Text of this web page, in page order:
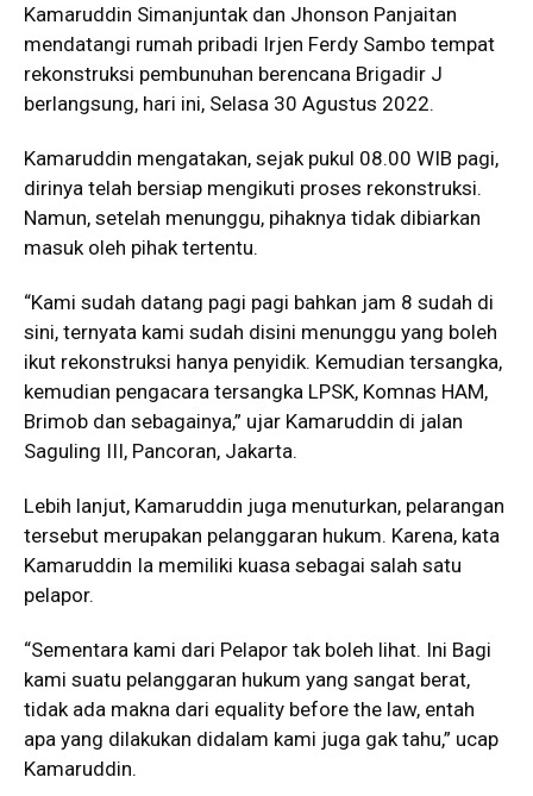
Kamaruddin Simanjuntak dan Jhonson Panjaitan
mendatangi rumah pribadi Irjen Ferdy Sambo tempat
rekonstruksi pembunuhan berencana Brigadir J
berlangsung, hari ini, Selasa 30 Agustus 2022.
Kamaruddin mengatakan, sejak pukul 08.00 WIB pagi,
dirinya telah bersiap mengikuti proses rekonstruksi.
Namun, setelah menunggu, pihaknya tidak dibiarkan
masuk oleh pihak tertentu.
“Kami sudah datang pagi pagi bahkan jam 8 sudah di
sini, ternyata kami sudah disini menunggu yang boleh
ikut rekonstruksi hanya penyidik. Kemudian tersangka,
kemudian pengacara tersangka LPSK, Komnas HAM,
Brimob dan sebagainya,” ujar Kamaruddin di jalan
Saguling III, Pancoran, Jakarta.
Lebih lanjut, Kamaruddin juga menuturkan, pelarangan
tersebut merupakan pelanggaran hukum. Karena, kata
Kamaruddin Ia memiliki kuasa sebagai salah satu
pelapor.
“Sementara kami dari Pelapor tak boleh lihat. Ini Bagi
kami suatu pelanggaran hukum yang sangat berat,
tidak ada makna dari equality before the law, entah
apa yang dilakukan didalam kami juga gak tahu,” ucap
Kamaruddin.